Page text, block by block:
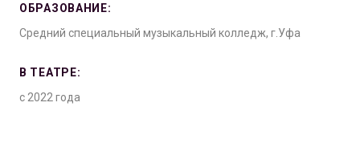
ОБРАЗОВАНИЕ:
Средний специальный музыкальный колледж, г.Уфа
В ТЕАТРЕ:
с 2022 года